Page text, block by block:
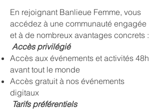
En rejoignant Banlieue Femme, vous
accédez à une communauté engagée
et à de nombreux avantages concrets :
Accès privilégié
Accès aux événements et activités 48h
avant tout le monde
Accès gratuit à nos événements
digitaux
Tarifs préférentiels